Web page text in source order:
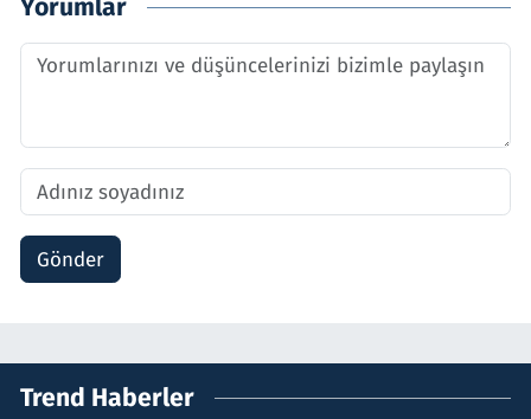
Yorumlar
Gönder
Trend Haberler